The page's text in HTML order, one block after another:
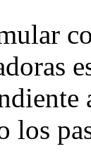
los